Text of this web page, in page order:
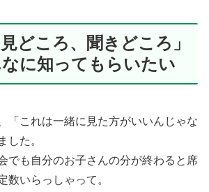
どころ、聞きどころ」
に知ってもらいたい
「これは一緒に見た方がいいんじゃな
した。
でも自分のお子さんの分が終わると席
数いらっしゃって。